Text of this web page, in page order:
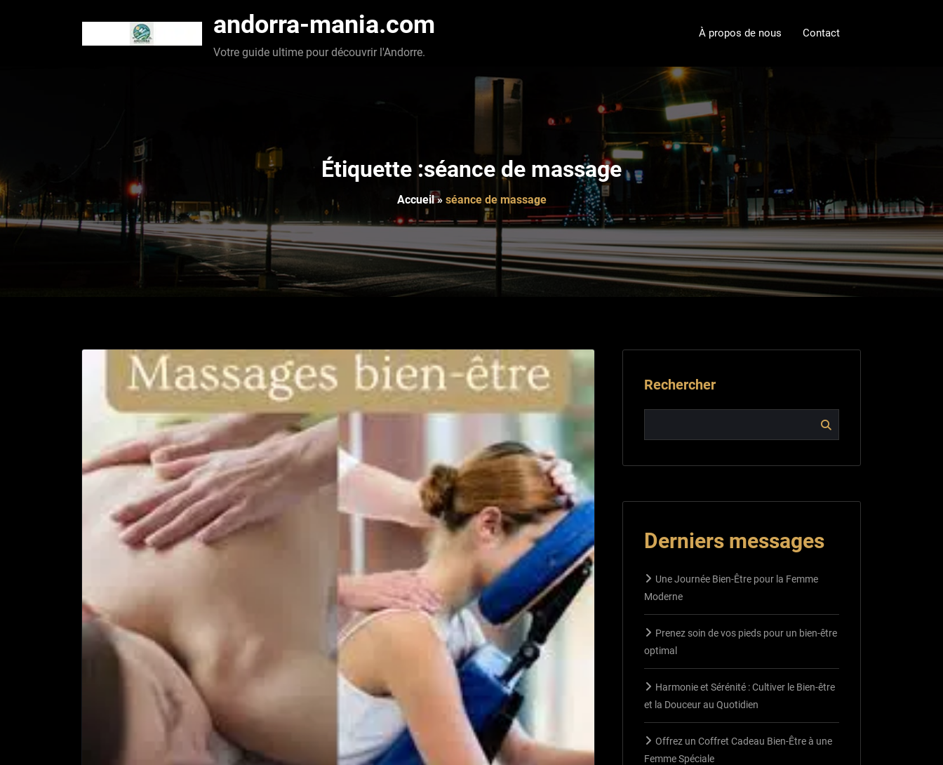
andorra-mania.com
Votre guide ultime pour découvrir l'Andorre.
À propos de nous Contact
Étiquette :séance de massage
Accueil» séance de massage
Rechercher
Derniers messages
Une Journée Bien-Être pour la Femme
Moderne
Prenez soin de vos pieds pour un bien-être
optimal
Harmonie et Sérénité : Cultiver le Bien-être
et la Douceur au Quotidien
Offrez un Coffret Cadeau Bien-Être à une
Femme Spéciale